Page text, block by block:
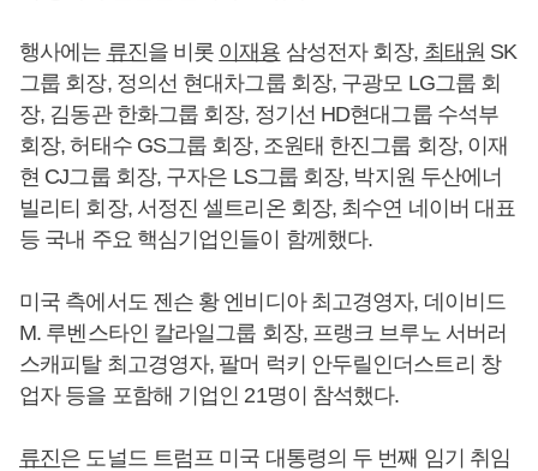
행사에는 류진을 비롯 이재용 삼성전자 회장, 최태원 SK
그룹 회장, 정의선 현대차그룹 회장, 구광모 LG그룹 회
장, 김동관 한화그룹 회장, 정기선 HD현대그룹 수석부
회장, 허태수 GS그룹 회장, 조원태 한진그룹 회장, 이재
현 CJ그룹 회장, 구자은 LS그룹 회장, 박지원 두산에너
빌리티 회장, 서정진 셀트리온 회장, 최수연 네이버 대표
등 국내 주요 핵심기업인들이 함께했다.
미국 측에서도 젠슨 황 엔비디아 최고경영자, 데이비드
M. 루벤스타인 칼라일그룹 회장, 프랭크 브루노 서버러
스캐피탈 최고경영자, 팔머 럭키 안두릴인더스트리 창
업자 등을 포함해 기업인 21명이 참석했다.
류진은 도널드 트럼프 미국 대통령의 두 번째 임기 취임